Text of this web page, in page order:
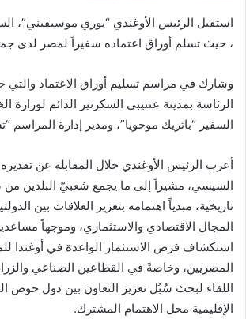
استقبل الرئيس الأوغندي “يوري موسيفيني”،
، حيث تسلم أوراق اعتماده سفيراً لمصر لدى
وشارك في مراسم تسليم أوراق الاعتماد
الرئاسة بمدينة عنتيبي السكرتير الدائم لوزارة
السفير “باتريك موجويا”، ومدير إدارة المراسم
أعرب الرئيس الأوغندي خلال المقابلة عن
السيسي، مشيراً إلى ما يجمع شعبيّ البلدين من
تاريخية، مبدياً اهتمامه بتعزير العلاقات بين
المجال الاقتصادي والاستثماري، وموجهاً
استكشاف فرص الاستثمار الواعدة في أوغندا
المصريين، وخاصةً في القطاعين الصناعي
اللقاء لبحث سُبُل تعزيز التعاون بين دول حوض
الإقليمية محل الاهتمام المشترك.